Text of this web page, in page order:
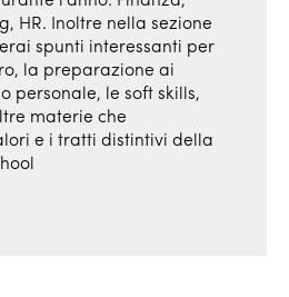
HR. Inoltre nella sezione
spunti interessanti per
la preparazione ai
personale, le soft skills,
materie che
e i tratti distintivi della